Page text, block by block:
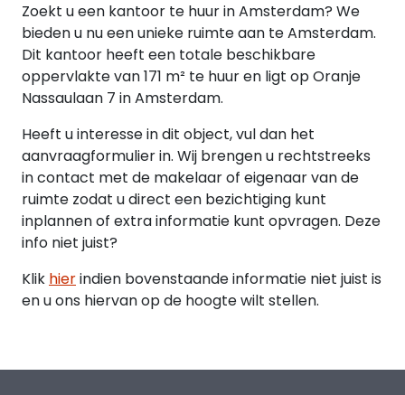
BTW
Over de huurprijs wordt 21% omzetbelasting in
rekening gebracht.
Nutsvoorzieningen op voorschot.
BESTEMMING
Kantoor.
ENERGIELABEL
LOCATIE
prestigieuze Willemsparkbuurt, een van de meest
Zoekt u een kantoor te huur in Amsterdam? We
bieden u nu een unieke ruimte aan te Amsterdam.
Dit kantoor heeft een totale beschikbare
oppervlakte van 171 m² te huur en ligt op Oranje
Nassaulaan 7 in Amsterdam.
Heeft u interesse in dit object, vul dan het
aanvraagformulier in. Wij brengen u rechtstreeks
in contact met de makelaar of eigenaar van de
ruimte zodat u direct een bezichtiging kunt
inplannen of extra informatie kunt opvragen. Deze
info niet juist?
Klik hierindien bovenstaande informatie niet juist is
en u ons hiervan op de hoogte wilt stellen.